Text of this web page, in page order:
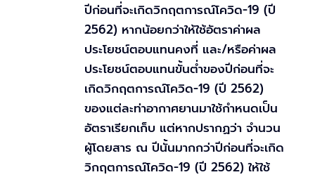
ปีก่อนที่จะเกิดวิกฤตการณ์โควิด-19 (ปี
2562) หากน้อยกว่าให้ใช้อัตราค่าผล
ประโยชน์ตอบแทนคงที่ และ/หรือค่าผล
ประโยชน์ตอบแทนขั้นต่ำของปีก่อนที่จะ
เกิดวิกฤตการณ์โควิด-19 (ปี 2562)
ของแต่ละท่าอากาศยานมาใช้กำหนดเป็น
อัตราเรียกเก็บ แต่หากปรากฏว่า จำนวน
ผู้โดยสาร ณ ปีนั้นมากกว่าปีก่อนที่จะเกิด
วิกฤตการณ์โควิด-19 (ปี 2562) ให้ใช้